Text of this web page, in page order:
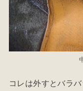
コレは外すとバラ